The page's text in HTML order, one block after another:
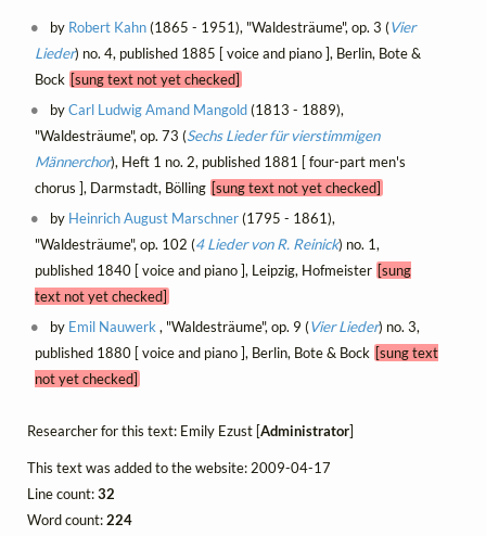
by Robert Kahn(1865 - 1951), "Waldesträume", op. 3 (Vier
Lieder) no. 4, published 1885 [ voice and piano ], Berlin, Bote &
Bock [sung text not yet checked]
byCarl Ludwig Amand Mangold(1813 - 1889),
"Waldesträume", op. 73 (Sechs Lieder für vierstimmigen
Männerchor), Heft 1 no. 2, published 1881 [ four-part men's
chorus ], Darmstadt, Bölling [sung text not yet checked]
by Heinrich August Marschner(1795 - 1861),
"Waldesträume", op. 102 (4 Lieder von R. Reinick) no. 1,
published 1840 [ voice and piano ], Leipzig, Hofmeister [sung
text not yet checked]
by Emil Nauwerk , "Waldesträume", op. 9 (Vier Lieder) no. 3,
published 1880 [ voice and piano ], Berlin, Bote & Bock [sung text
not yet checked]
Researcher for this text: Emily Ezust [Administrator]
This text was added to the website: 2009-04-17
Line count:32
Word count:224